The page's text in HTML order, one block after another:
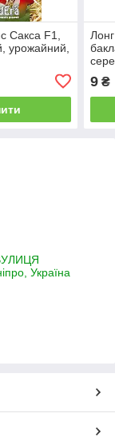
Сакса F1,
урожайний,
9 ₴
Україна